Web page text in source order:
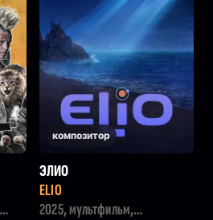
композитор
ЭЛИО
ELIO
2025, мультфильм,